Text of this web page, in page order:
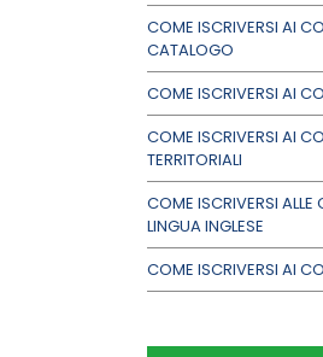
COME ISCRIVERSI AI
CATALOGO
COME ISCRIVERSI AI
COME ISCRIVERSI AI
TERRITORIALI
COME ISCRIVERSI ALLE
LINGUA INGLESE
COME ISCRIVERSI AI